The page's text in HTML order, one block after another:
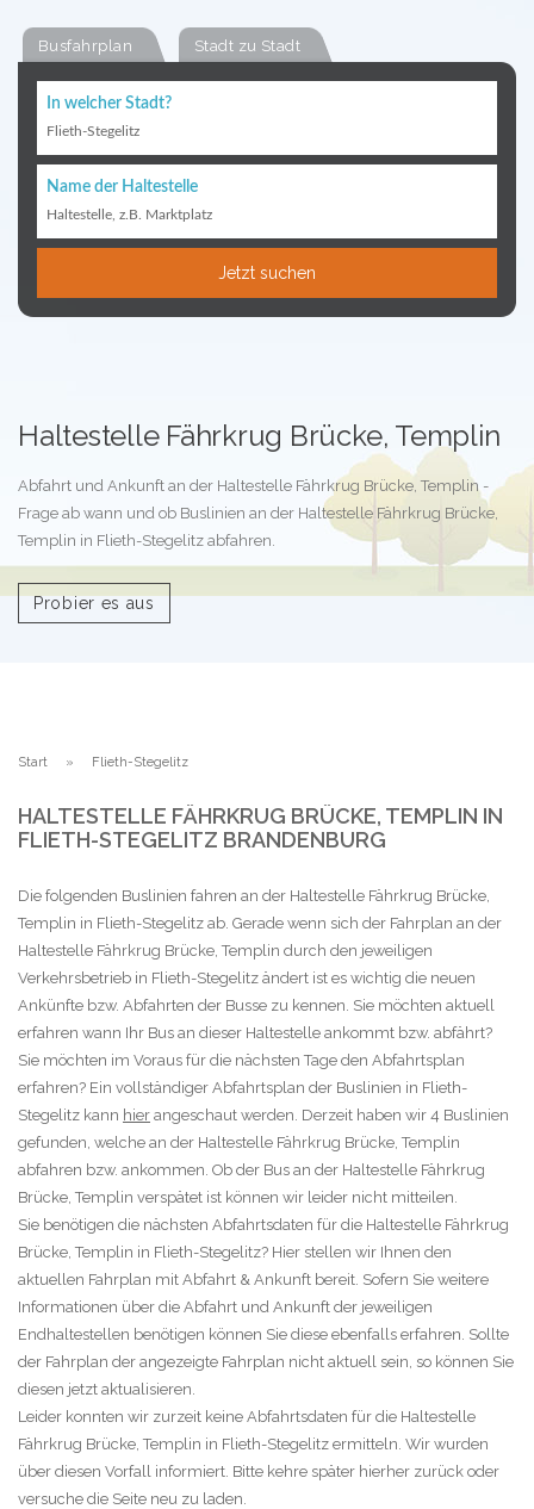
Busfahrplan Stadt zu Stadt
In welcher Stadt?
Flieth-Stegelitz
Name der Haltestelle
Haltestelle, z.B. Marktplatz
Jetzt suchen
Haltestelle Fährkrug Brücke, Templin
Abfahrt und Ankunft an der Haltestelle Fährkrug Brücke, Templin -
Frage ab wann und ob Buslinien an der Haltestelle Fährkrug Brücke,
Templin in Flieth-Stegelitz abfahren.
Probier es aus
Start Flieth-Stegelitz
HALTESTELLE FÄHRKRUG BRÜCKE, TEMPLIN IN
FLIETH-STEGELITZ BRANDENBURG
Die folgenden Buslinien fahren an der Haltestelle Fährkrug Brücke,
Templin in Flieth-Stegelitz ab. Gerade wenn sich der Fahrplan an der
Haltestelle Fährkrug Brücke, Templin durch den jeweiligen
Verkehrsbetrieb in Flieth-Stegelitz ändert ist es wichtig die neuen
Ankünfte bzw. Abfahrten der Busse zu kennen. Sie möchten aktuell
erfahren wann Ihr Bus an dieser Haltestelle ankommt bzw. abfährt?
Sie möchten im Voraus für die nächsten Tage den Abfahrtsplan
erfahren? Ein vollständiger Abfahrtsplan der Buslinien in Flieth-
Stegelitz kann hier angeschaut werden. Derzeit haben wir 4 Buslinien
gefunden, welche an der Haltestelle Fährkrug Brücke, Templin
abfahren bzw. ankommen. Ob der Bus an der Haltestelle Fährkrug
Brücke, Templin verspätet ist können wir leider nicht mitteilen.
Sie benötigen die nächsten Abfahrtsdaten für die Haltestelle Fährkrug
Brücke, Templin in Flieth-Stegelitz? Hier stellen wir Ihnen den
aktuellen Fahrplan mit Abfahrt & Ankunft bereit. Sofern Sie weitere
Informationen über die Abfahrt und Ankunft der jeweiligen
Endhaltestellen benötigen können Sie diese ebenfalls erfahren. Sollte
der Fahrplan der angezeigte Fahrplan nicht aktuell sein, so können Sie
diesen jetzt aktualisieren.
Leider konnten wir zurzeit keine Abfahrtsdaten für die Haltestelle
Fährkrug Brücke, Templin in Flieth-Stegelitz ermitteln. Wir wurden
über diesen Vorfall informiert. Bitte kehre später hierher zurück oder
versuche die Seite neu zu laden.